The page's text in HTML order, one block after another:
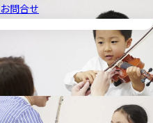
お問合せ